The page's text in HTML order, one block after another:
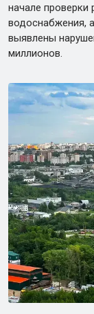
начале проверки
водоснабжения,
выявлены
миллионов.